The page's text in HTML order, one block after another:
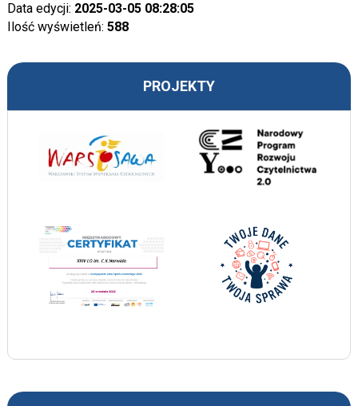
Data edycji: 2025-03-05 08:28:05
Ilość wyświetleń: 588
PROJEKTY